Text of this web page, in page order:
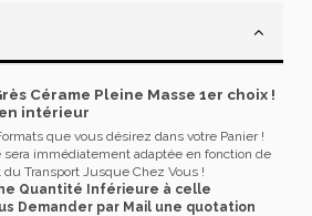
Cérame Pleine Masse 1er choix !
intérieur
que vous désirez dans votre Panier !
sera immédiatement adaptée en fonction de
Transport Jusque Chez Vous !
Quantité Inférieure à celle
Demander par Mail une quotation